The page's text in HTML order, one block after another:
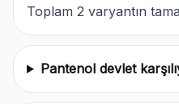
Toplam 2 varyantın
Pantenol devlet